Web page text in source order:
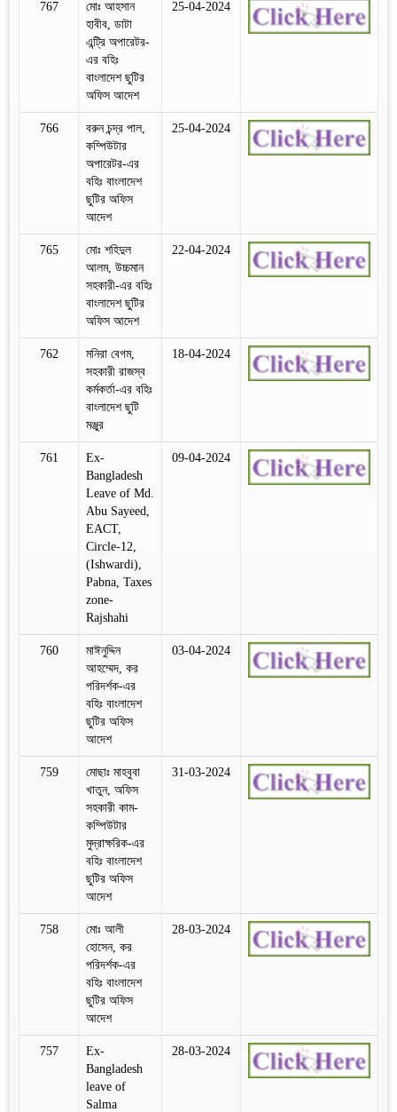
767
মোঃ আহসান
হাবীব, ডাটা
এন্ট্রি অপারেটর-
এর বহিঃ
বাংলাদেশ ছুটির
অফিস আদেশ
25-04-2024
766
বরুন চন্দ্র পাল,
কম্পিউটার
অপারেটর-এর
বহিঃ বাংলাদেশ
ছুটির অফিস
আদেশ
25-04-2024
765
মোঃ শহিদুল
আলম, উচ্চমান
সহকারী-এর বহিঃ
বাংলাদেশ ছুটির
অফিস আদেশ
22-04-2024
762
মনিরা বেগম,
সহকারী রাজস্ব
কর্মকর্তা-এর বহিঃ
বাংলাদেশ ছুটি
মঞ্জুর
18-04-2024
761
Ex-
Bangladesh
Leave of Md.
Abu Sayeed,
EACT,
Circle-12,
(Ishwardi),
Pabna, Taxes
zone-
Rajshahi
09-04-2024
760
মাঈনুদ্দিন
আহম্মেদ, কর
পরিদর্শক-এর
বহিঃ বাংলাদেশ
ছুটির অফিস
আদেশ
03-04-2024
759
মোছাঃ মাহবুবা
খাতুন, অফিস
সহকারী কাম-
কম্পিউটার
মুদ্রাক্ষরিক-এর
বহিঃ বাংলাদেশ
ছুটির অফিস
আদেশ
31-03-2024
758
মোঃ আলী
হোসেন, কর
পরিদর্শক-এর
বহিঃ বাংলাদেশ
ছুটির অফিস
আদেশ
28-03-2024
757
Ex-
Bangladesh
leave of
Salma
28-03-2024